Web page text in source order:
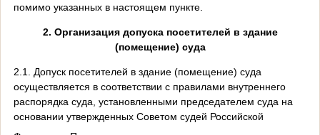
помимо указанных в настоящем пункте.
2. Организация допуска посетителей в здание
(помещение) суда
2.1. Допуск посетителей в здание (помещение) суда
осуществляется в соответствии с правилами внутреннего
распорядка суда, установленными председателем суда на
основании утвержденных Советом судей Российской